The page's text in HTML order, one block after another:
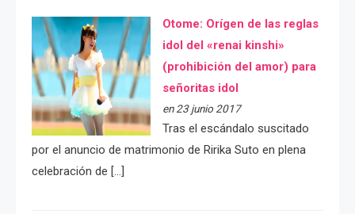
Otome: Orígen de las reglas
idol del «renai kinshi»
(prohibición del amor) para
señoritas idol
en 23 junio 2017
Tras el escándalo suscitado
por el anuncio de matrimonio de Ririka Suto en plena
celebración de […]